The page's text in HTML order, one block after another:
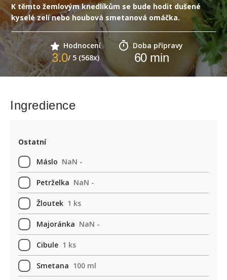
K těmto žemlovým knedlíkům se bude hodit dušené
kyselé zelí nebo houbová smetanová omáčka.
Hodnocení
3.0/ 5 (568x)
Doba přípravy
60min
Ingredience
Ostatní
Máslo NaN -
Petrželka NaN -
Žloutek 1 ks
Majoránka NaN -
Cibule 1 ks
Smetana 100 ml